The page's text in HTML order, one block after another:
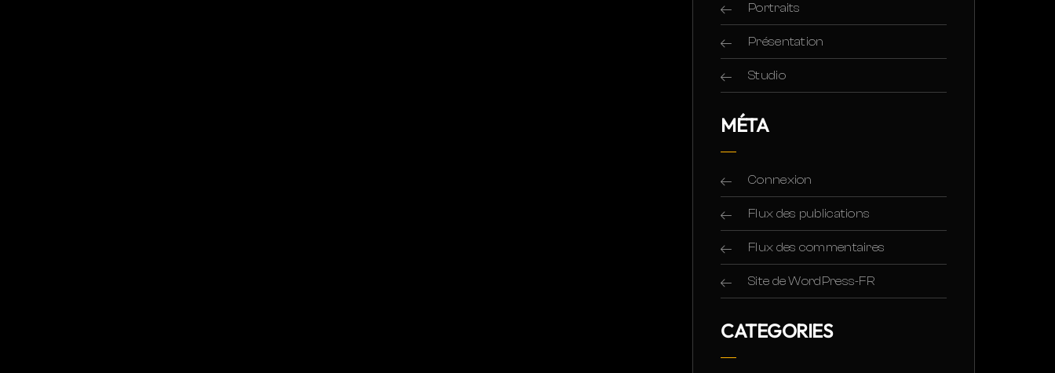
Portraits
Présentation
Studio
MÉTA
Connexion
Flux des publications
Flux des commentaires
Site de WordPress-FR
CATEGORIES